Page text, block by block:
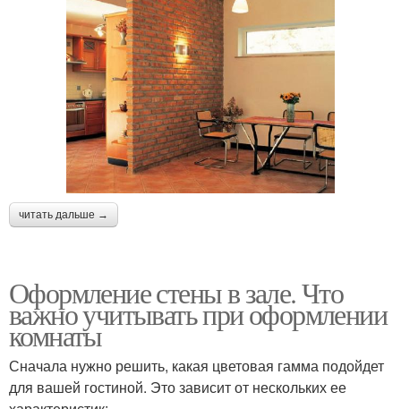
читать дальше →
Оформление стены в зале. Что
важно учитывать при оформлении
комнаты
Сначала нужно решить, какая цветовая гамма подойдет
для вашей гостиной. Это зависит от нескольких ее